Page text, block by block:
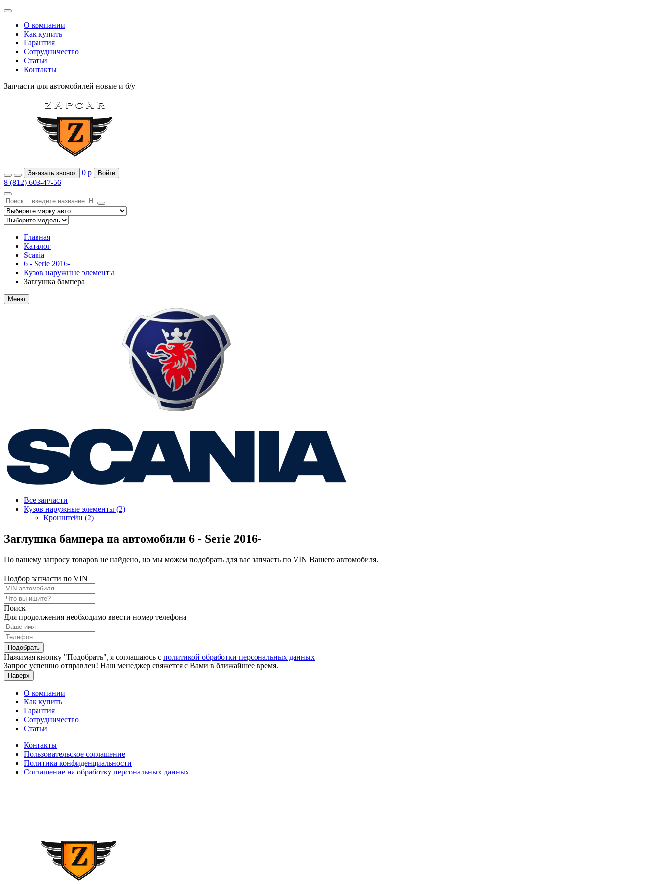
О компании
Как купить
Гарантия
Сотрудничество
Статьи
Контакты
Запчасти для автомобилей новые и б/у
Заказать звонок 0 р Войти
8 (812) 603-47-56
Главная
Каталог
Scania
6 - Serie 2016-
Кузов наружные элементы
Заглушка бампера
Меню
Все запчасти
Кузов наружные элементы (2)
Кронштейн (2)
Заглушка бампера на автомобили 6 - Serie 2016-
По вашему запросу товаров не найдено, но мы можем подобрать для вас запчасть по VIN Вашего автомобиля.
Подбор запчасти по VIN
Поиск
Для продолжения необходимо ввести номер телефона
Подобрать
Нажимая кнопку "Подобрать", я соглашаюсь с политикой обработки персональных данных
Запрос успешно отправлен! Наш менеджер свяжется с Вами в ближайшее время.
Наверх
О компании
Как купить
Гарантия
Сотрудничество
Статьи
Контакты
Пользовательское соглашение
Политика конфиденциальности
Соглашение на обработку персональных данных